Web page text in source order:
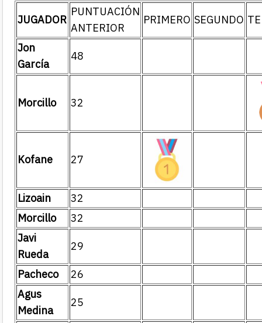
JUGADOR
PUNTUACIÓN
ANTERIOR
PRIMERO SEGUNDO
Jon
García
48
Morcillo 32
Kofane 27
Lizoain
32
Morcillo
32
Javi
Rueda
29
Pacheco
26
Agus
Medina
25